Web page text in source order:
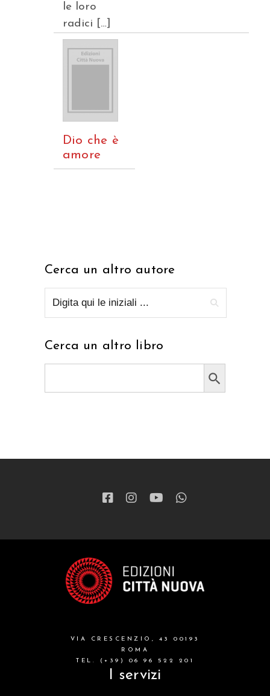
le loro
radici […]
Dio che è
amore
Cerca un altro autore
Cerca un altro libro
Search Button
VIA CRESCENZIO, 43 00193
ROMA
TEL. (+39) 06 96 522 201
I servizi